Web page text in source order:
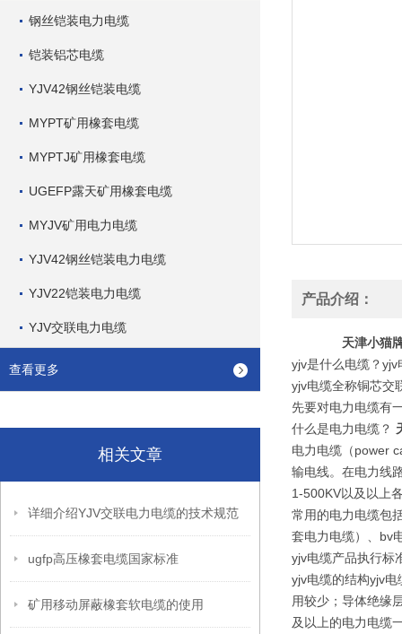
钢丝铠装电力电缆
铠装铝芯电缆
YJV42钢丝铠装电缆
MYPT矿用橡套电缆
MYPTJ矿用橡套电缆
UGEFP露天矿用橡套电缆
MYJV矿用电力电缆
YJV42钢丝铠装电力电缆
YJV22铠装电力电缆
YJV交联电力电缆
查看更多
相关文章
详细介绍YJV交联电力电缆的技术规范
ugfp高压橡套电缆国家标准
矿用移动屏蔽橡套软电缆的使用
产品介绍：
天津小猫
yjv是什么电缆？
yjv电缆全称铜芯交
先要对电力电缆有
什么是电力电缆？
电力电缆（power
输电线。在电力线
1-500KV以及以上
常用的电力电缆包
套电力电缆）、bv
yjv电缆产品执行标
yjv电缆的结构yjv
用较少；导体绝缘
及以上的电力电缆